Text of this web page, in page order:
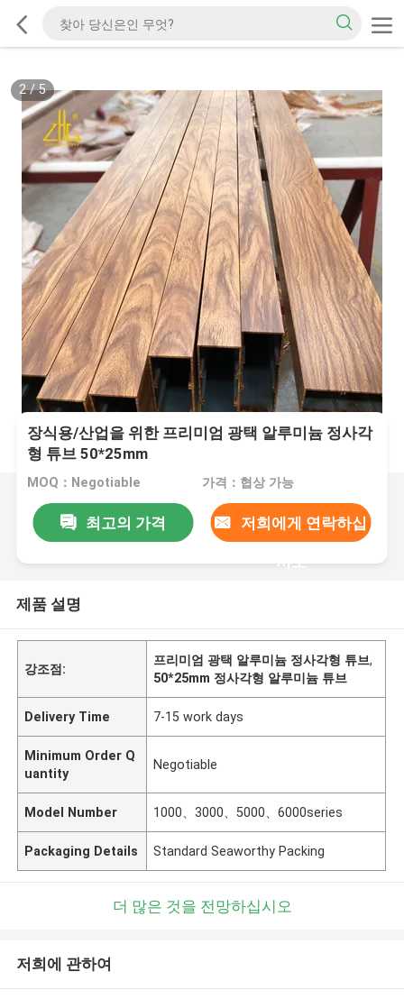
2/5
장식용/산업을 위한 프리미엄 광택 알루미늄 정사각
형 튜브 50*25mm
MOQ：Negotiable 가격：협상 가능
최고의 가격 저희에게 연락하십
시오
제품 설명
강조점:
프리미엄 광택 알루미늄 정사각형 튜브,
50*25mm 정사각형 알루미늄 튜브
Delivery Time 7-15 work days
Minimum Order Q
uantity
Negotiable
Model Number 1000、3000、5000、6000series
Packaging Details Standard Seaworthy Packing
더 많은 것을 전망하십시오
저희에 관하여